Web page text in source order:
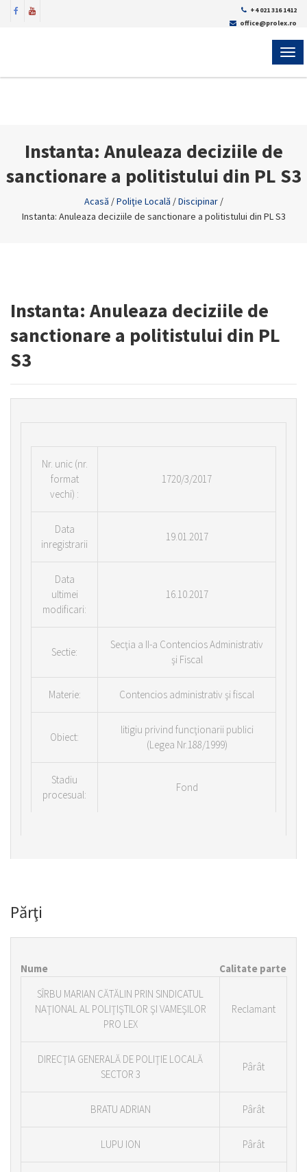
+4 021 316 1412
office@prolex.ro
Instanta: Anuleaza deciziile de
sanctionare a politistului din PL S3
Acasă /Poliţie Locală /Discipinar/
Instanta: Anuleaza deciziile de sanctionare a politistului din PL S3
Instanta: Anuleaza deciziile de
sanctionare a politistului din PL
S3
Nr. unic (nr.
format
vechi) :
1720/3/2017
Data
inregistrarii
19.01.2017
Data
ultimei
modificari:
16.10.2017
Sectie:
Secţia a II-a Contencios Administrativ
şi Fiscal
Materie: Contencios administrativ şi fiscal
Obiect:
litigiu privind funcţionarii publici
(Legea Nr.188/1999)
Stadiu
procesual:
Fond
Părţi
Nume
Calitate parte
SÎRBU MARIAN CĂTĂLIN PRIN SINDICATUL
NAŢIONAL AL POLIŢIŞTILOR ŞI VAMEŞILOR
PRO LEX
Reclamant
DIRECŢIA GENERALĂ DE POLIŢIE LOCALĂ
SECTOR 3
Pârât
BRATU ADRIAN Pârât
LUPU ION Pârât